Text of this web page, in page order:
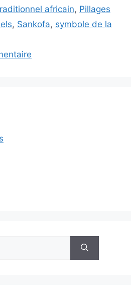
africain, Pillages
, Sankofa, symbole de la